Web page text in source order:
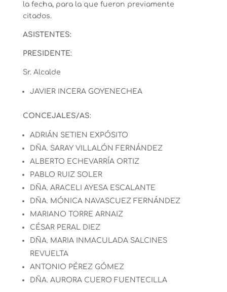
la fecha, para la que fueron previamente
citados.
ASISTENTES:
PRESIDENTE:
Sr. Alcalde
JAVIER INCERA GOYENECHEA
CONCEJALES/AS:
ADRIÁN SETIEN EXPÓSITO
DÑA. SARAY VILLALÓN FERNÁNDEZ
ALBERTO ECHEVARRÍA ORTIZ
PABLO RUIZ SOLER
DÑA. ARACELI AYESA ESCALANTE
DÑA. MÓNICA NAVASCUEZ FERNÁNDEZ
MARIANO TORRE ARNAIZ
CÉSAR PERAL DIEZ
DÑA. MARIA INMACULADA SALCINES
REVUELTA
ANTONIO PÉREZ GÓMEZ
DÑA. AURORA CUERO FUENTECILLA